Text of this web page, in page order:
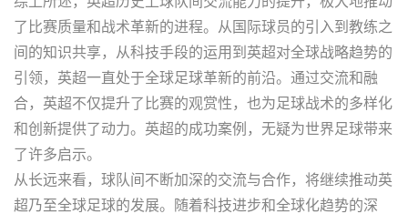
了比赛质量和战术革新的进程。从国际球员的引入到教练之
间的知识共享，从科技手段的运用到英超对全球战略趋势的
引领，英超一直处于全球足球革新的前沿。通过交流和融
合，英超不仅提升了比赛的观赏性，也为足球战术的多样化
和创新提供了动力。英超的成功案例，无疑为世界足球带来
了许多启示。
从长远来看，球队间不断加深的交流与合作，将继续推动英
超乃至全球足球的发展。随着科技进步和全球化趋势的深